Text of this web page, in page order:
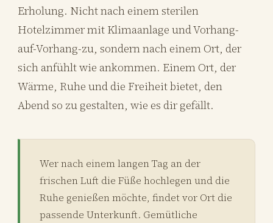
Erholung. Nicht nach einem sterilen
Hotelzimmer mit Klimaanlage und Vorhang-
auf-Vorhang-zu, sondern nach einem Ort, der
sich anfühlt wie ankommen. Einem Ort, der
Wärme, Ruhe und die Freiheit bietet, den
Abend so zu gestalten, wie es dir gefällt.
Wer nach einem langen Tag an der
frischen Luft die Füße hochlegen und die
Ruhe genießen möchte, findet vor Ort die
passende Unterkunft. Gemütliche